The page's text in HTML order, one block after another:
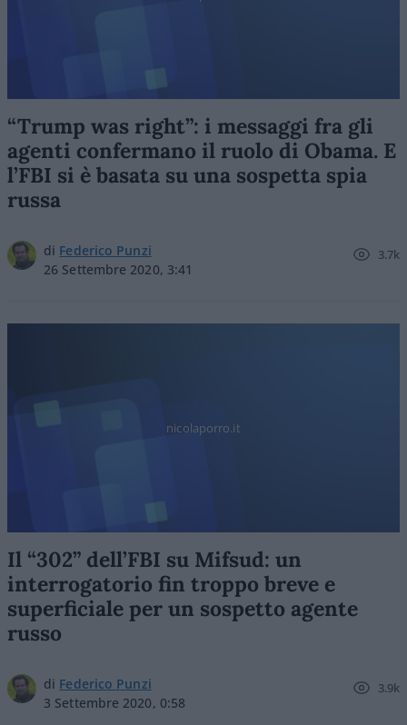
“Trump was right”: i messaggi fra gli
agenti confermano il ruolo di Obama. E
l’FBI si è basata su una sospetta spia
russa
di Federico Punzi
26 Settembre 2020, 3:41
3.7k
nicolaporro.it
Il “302” dell’FBI su Mifsud: un
interrogatorio fin troppo breve e
superficiale per un sospetto agente
russo
di Federico Punzi
3 Settembre 2020, 0:58
3.9k